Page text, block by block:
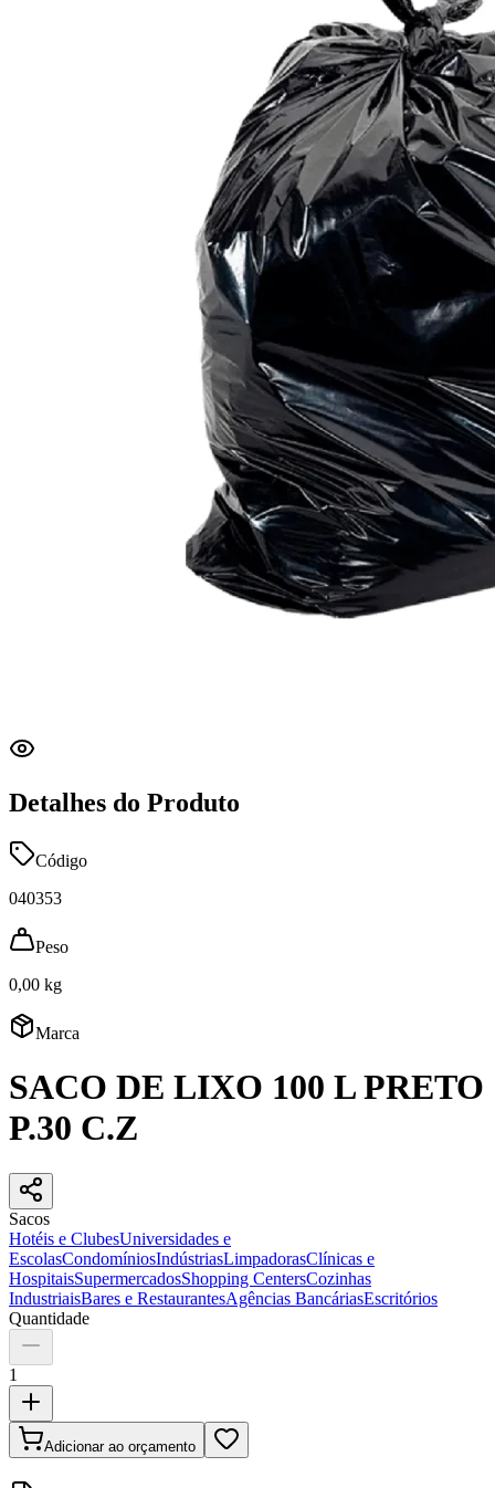
Detalhes do Produto
Código
040353
Peso
0,00 kg
Marca
SACO DE LIXO 100 L PRETO
P.30 C.Z
Sacos
Hotéis e ClubesUniversidades e
EscolasCondomíniosIndústriasLimpadorasClínicas e
HospitaisSupermercadosShopping CentersCozinhas
IndustriaisBares e RestaurantesAgências BancáriasEscritórios
Quantidade
1
Adicionar ao orçamento